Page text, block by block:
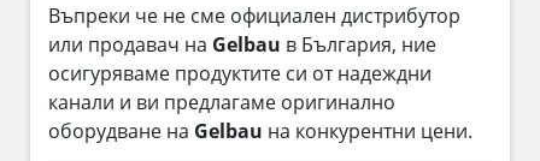
Въпреки че не сме официален дистрибутор
или продавач на Gelbau в България, ние
осигуряваме продуктите си от надеждни
канали и ви предлагаме оригинално
оборудване на Gelbau на конкурентни цени.